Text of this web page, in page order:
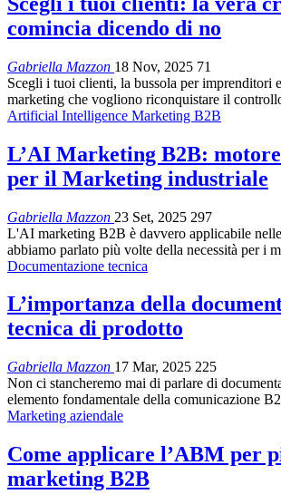
comincia dicendo di no
Gabriella Mazzon 18 Nov, 2025 71
Scegli i tuoi clienti, la bussola per imprenditori
marketing che vogliono riconquistare il
Artificial Intelligence Marketing B2B
L’AI Marketing B2B:
per il Marketing industriale
Gabriella Mazzon 23 Set, 2025 297
L'AI marketing B2B è davvero applicabile
abbiamo parlato più volte della necessità per i
Documentazione tecnica
L’importanza della
tecnica di prodotto
Gabriella Mazzon 17 Mar, 2025 225
Non ci stancheremo mai di parlare di
elemento fondamentale della comunicazione
Marketing aziendale
Come applicare l’ABM per
marketing B2B